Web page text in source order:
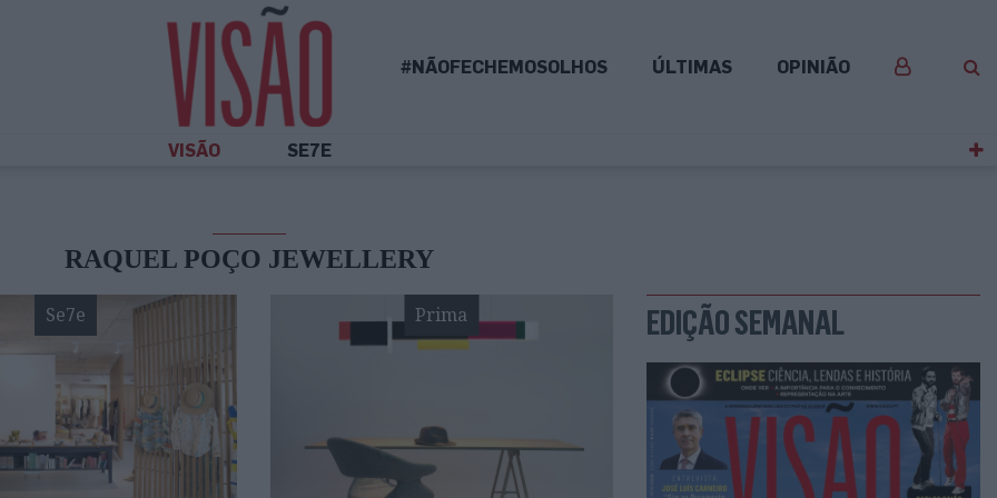
#NÃOFECHEMOSOLHOS ÚLTIMAS OPINIÃO
VISÃO SE7E
RAQUEL POÇO JEWELLERY
Se7e Prima EDIÇÃO SEMANAL